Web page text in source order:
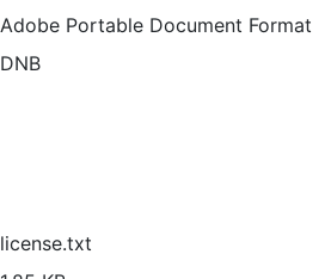
Adobe Portable Document Format
DNB
license.txt